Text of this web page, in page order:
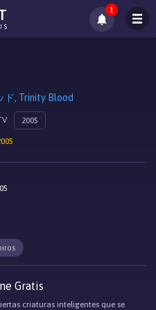
1
ド, Trinity Blood
2005
Gratis
criaturas inteligentes que se